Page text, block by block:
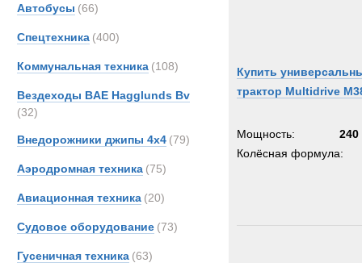
Автобусы (66)
Спецтехника (400)
Коммунальная техника (108)
Вездеходы BAE Hagglunds Bv
(32)
Внедорожники джипы 4х4 (79)
Аэродромная техника (75)
Авиационная техника (20)
Судовое оборудование (73)
Гусеничная техника (63)
Купить
трактор Multidrive
Мощность:
240
Колёсная формула: